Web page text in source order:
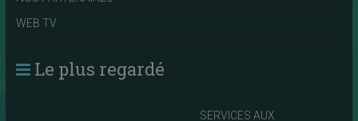
WEB TV
Le plus regardé
SERVICES AUX